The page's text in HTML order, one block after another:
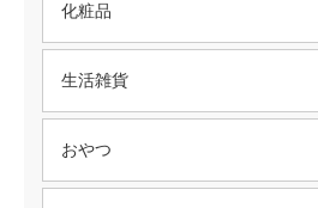
化粧品
生活雑貨
おやつ